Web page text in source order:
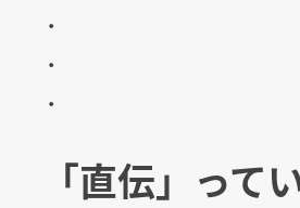
・
・
・
「直伝」っ